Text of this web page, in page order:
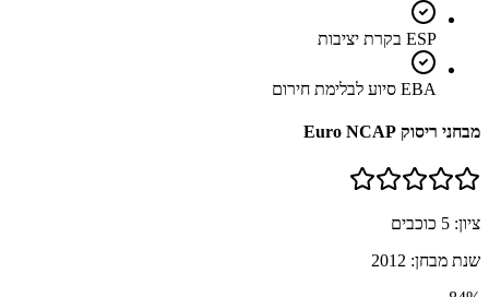
ESP בקרת יציבות
EBA סיוע לבלימת חירום
מבחני ריסוק Euro NCAP
ציון: 5 כוכבים
שנת מבחן: 2012